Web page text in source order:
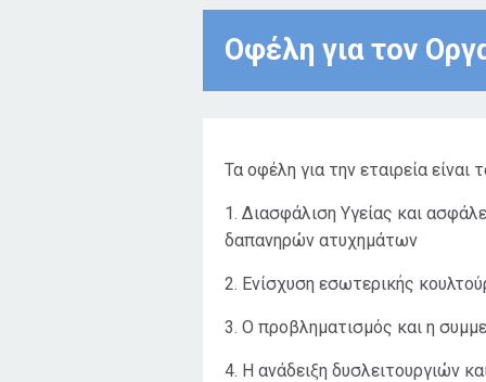
Οφέλη για τον
Τα οφέλη για την εταιρεία είναι
1. Διασφάλιση Υγείας και
δαπανηρών ατυχημάτων
2. Ενίσχυση εσωτερικής
3. Ο προβληματισμός και η
4. Η ανάδειξη δυσλειτουργιών